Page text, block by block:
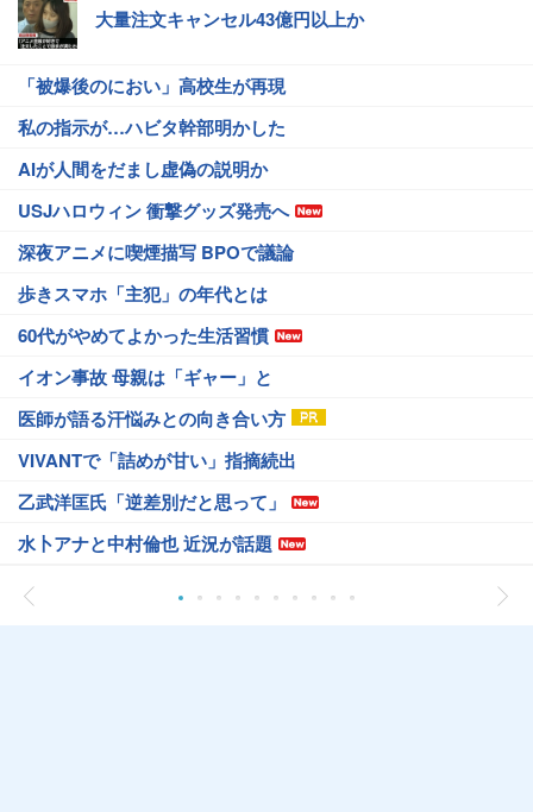
大量注文キャンセル43億円以上か
「被爆後のにおい」高校生が再現
私の指示が…ハビタ幹部明かした
AIが人間をだまし虚偽の説明か
USJハロウィン 衝撃グッズ発売へ
深夜アニメに喫煙描写 BPOで議論
歩きスマホ「主犯」の年代とは
60代がやめてよかった生活習慣
イオン事故 母親は「ギャー」と
医師が語る汗悩みとの向き合い方
VIVANTで「詰めが甘い」指摘続出
乙武洋匡氏「逆差別だと思って」
水卜アナと中村倫也 近況が話題